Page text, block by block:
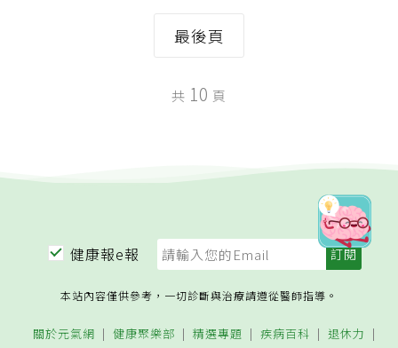
最後頁
共 10 頁
健康報e報
本站內容僅供參考，一切診斷與治療請遵從醫師指導。
關於元氣網 健康聚樂部 精選專題 疾病百科 退休力